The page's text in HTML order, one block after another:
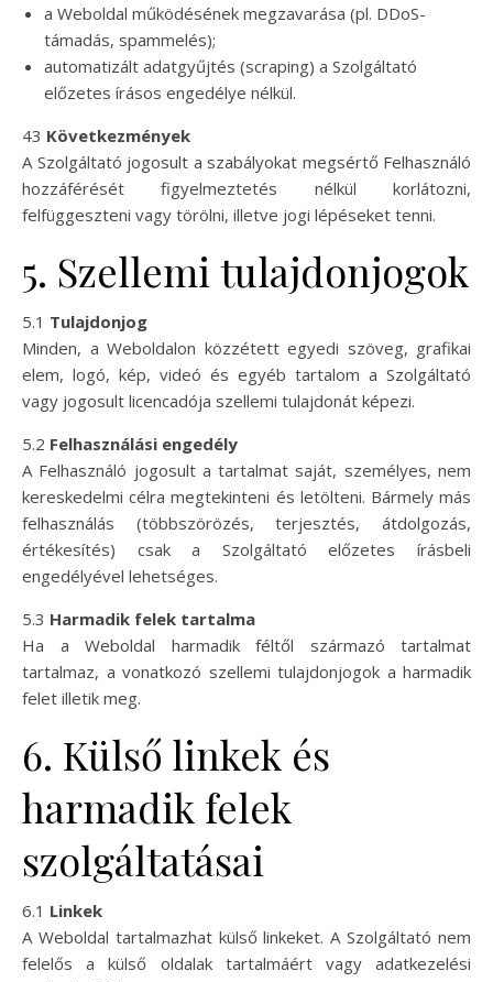
a Weboldal működésének megzavarása (pl. DDoS-
támadás, spammelés);
automatizált adatgyűjtés (scraping) a Szolgáltató
előzetes írásos engedélye nélkül.
43 Következmények
A Szolgáltató jogosult a szabályokat megsértő Felhasználó
hozzáférését figyelmeztetés nélkül korlátozni,
felfüggeszteni vagy törölni, illetve jogi lépéseket tenni.
5. Szellemi tulajdonjogok
5.1 Tulajdonjog
Minden, a Weboldalon közzétett egyedi szöveg, grafikai
elem, logó, kép, videó és egyéb tartalom a Szolgáltató
vagy jogosult licencadója szellemi tulajdonát képezi.
5.2 Felhasználási engedély
A Felhasználó jogosult a tartalmat saját, személyes, nem
kereskedelmi célra megtekinteni és letölteni. Bármely más
felhasználás (többszörözés, terjesztés, átdolgozás,
értékesítés) csak a Szolgáltató előzetes írásbeli
engedélyével lehetséges.
5.3 Harmadik felek tartalma
Ha a Weboldal harmadik féltől származó tartalmat
tartalmaz, a vonatkozó szellemi tulajdonjogok a harmadik
felet illetik meg.
6. Külső linkek és
harmadik felek
szolgáltatásai
6.1 Linkek
A Weboldal tartalmazhat külső linkeket. A Szolgáltató nem
felelős a külső oldalak tartalmáért vagy adatkezelési